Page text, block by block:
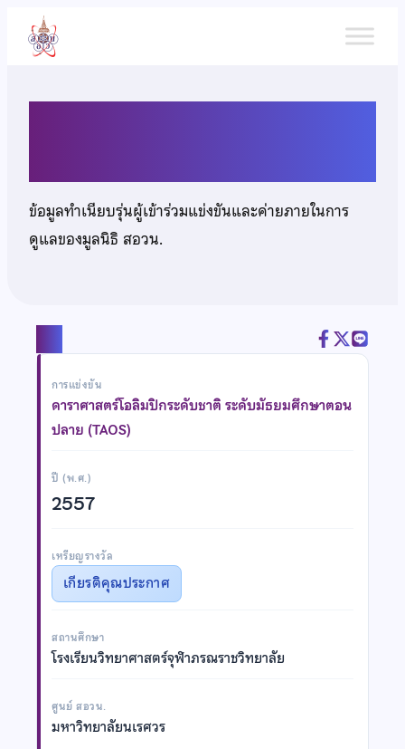
เนื้อหา
ข้อมูลทำเนียบรุ่นผู้เข้าร่วมแข่งขันและค่ายภายในการ
ดูแลของมูลนิธิ สอวน.
การแข่งขัน
ดาราศาสตร์โอลิมปิกระดับชาติ ระดับมัธยมศึกษาตอน
ปลาย (TAOS)
ปี (พ.ศ.)
2557
เหรียญรางวัล
เกียรติคุณประกาศ
สถานศึกษา
โรงเรียนวิทยาศาสตร์จุฬาภรณราชวิทยาลัย
ศูนย์ สอวน.
มหาวิทยาลัยนเรศวร